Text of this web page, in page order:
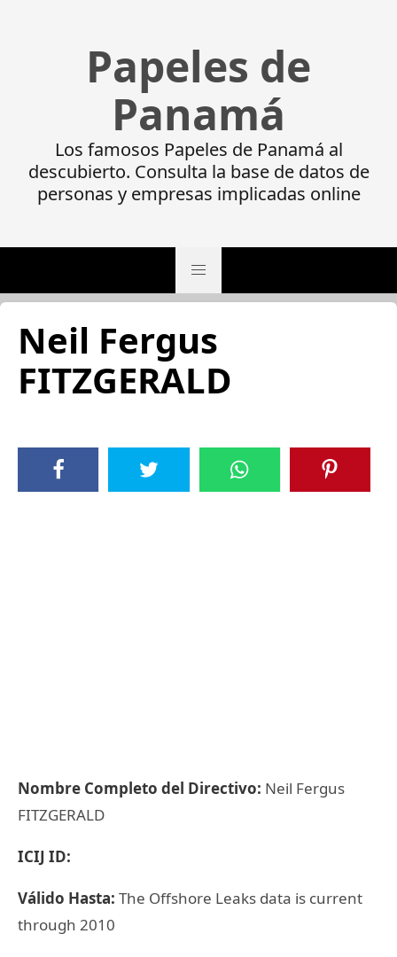
Papeles de
Panamá
Los famosos Papeles de Panamá al
descubierto. Consulta la base de datos de
personas y empresas implicadas online
Neil Fergus
FITZGERALD
Nombre Completo del Directivo: Neil Fergus
FITZGERALD
ICIJ ID:
Válido Hasta: The Offshore Leaks data is current
through 2010